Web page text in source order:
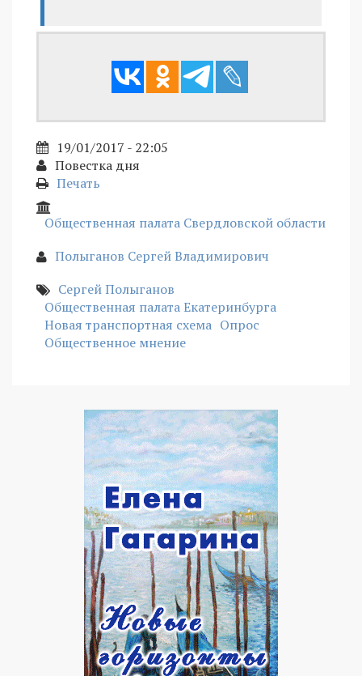
19/01/2017 - 22:05
Повестка дня
Печать
Общественная палата Свердловской области
Полыганов Сергей Владимирович
Сергей Полыганов
Общественная палата Екатеринбурга
Новая транспортная схема Опрос
Общественное мнение